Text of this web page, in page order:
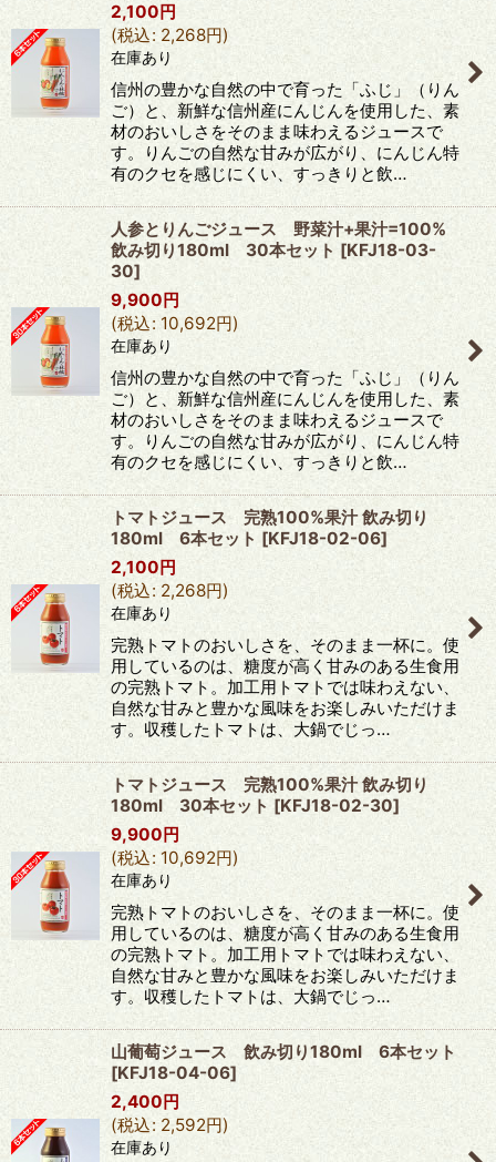
2,100円
(税込: 2,268円)
在庫あり
信州の豊かな自然の中で育った「ふじ」（りん
ご）と、新鮮な信州産にんじんを使用した、素
材のおいしさをそのまま味わえるジュースで
す。りんごの自然な甘みが広がり、にんじん特
有のクセを感じにくい、すっきりと飲…
人参とりんごジュース 野菜汁+果汁=100%
飲み切り180ml 30本セット [KFJ18-03-
30]
9,900円
(税込: 10,692円)
在庫あり
信州の豊かな自然の中で育った「ふじ」（りん
ご）と、新鮮な信州産にんじんを使用した、素
材のおいしさをそのまま味わえるジュースで
す。りんごの自然な甘みが広がり、にんじん特
有のクセを感じにくい、すっきりと飲…
トマトジュース 完熟100%果汁 飲み切り
180ml 6本セット [KFJ18-02-06]
2,100円
(税込: 2,268円)
在庫あり
完熟トマトのおいしさを、そのまま一杯に。使
用しているのは、糖度が高く甘みのある生食用
の完熟トマト。加工用トマトでは味わえない、
自然な甘みと豊かな風味をお楽しみいただけま
す。収穫したトマトは、大鍋でじっ…
トマトジュース 完熟100%果汁 飲み切り
180ml 30本セット [KFJ18-02-30]
9,900円
(税込: 10,692円)
在庫あり
完熟トマトのおいしさを、そのまま一杯に。使
用しているのは、糖度が高く甘みのある生食用
の完熟トマト。加工用トマトでは味わえない、
自然な甘みと豊かな風味をお楽しみいただけま
す。収穫したトマトは、大鍋でじっ…
山葡萄ジュース 飲み切り180ml 6本セット
[KFJ18-04-06]
2,400円
(税込: 2,592円)
在庫あり